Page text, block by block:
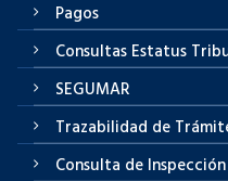
Pagos
Consultas Estatus
SEGUMAR
Trazabilidad de
Consulta de